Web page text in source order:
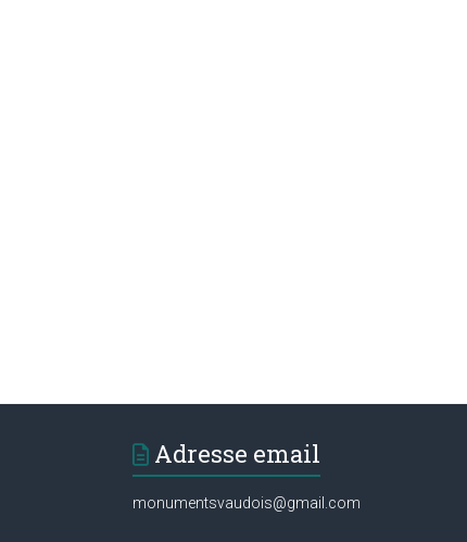
Adresse email
monumentsvaudois@gmail.com